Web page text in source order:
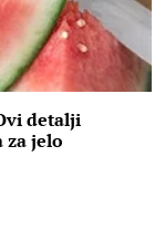
detalji
za jelo